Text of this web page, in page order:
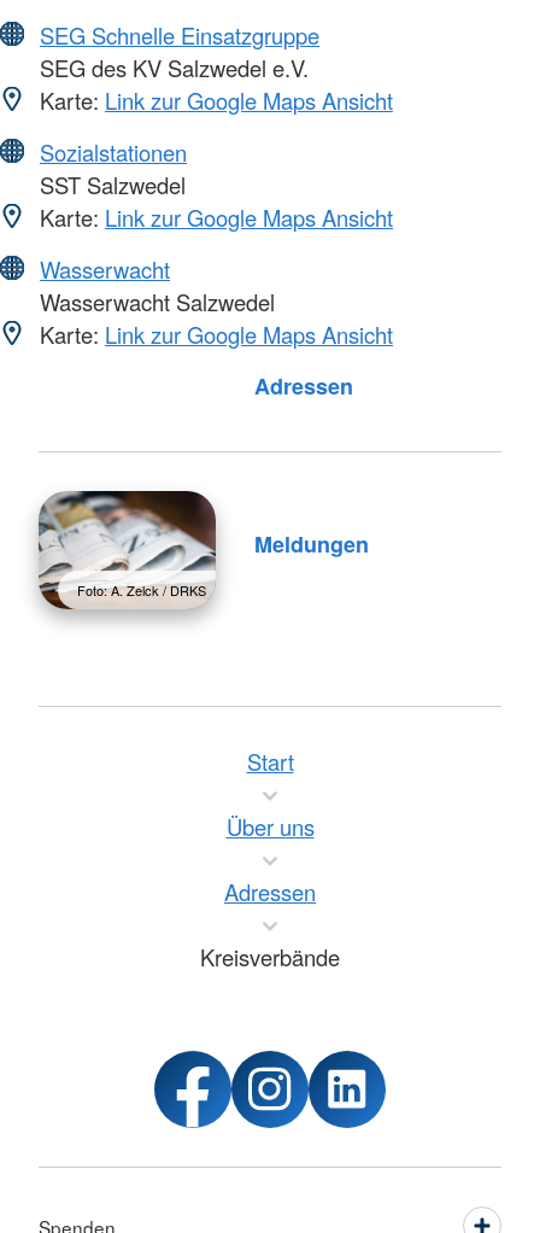
SEG Schnelle Einsatzgruppe
SEG des KV Salzwedel e.V.
Karte: Link zur Google Maps Ansicht
Sozialstationen
SST Salzwedel
Karte: Link zur Google Maps Ansicht
Wasserwacht
Wasserwacht Salzwedel
Karte: Link zur Google Maps Ansicht
Adressen
Foto: A. Zelck / DRKS
Meldungen
Start
Über uns
Adressen
Kreisverbände
Spenden